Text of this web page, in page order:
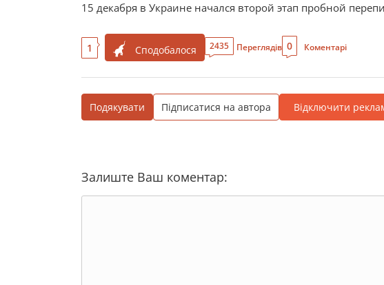
15 декабря в Украине начался второй этап пробной
1 Сподобалося 2435 Переглядів 0 Коментарі
Подякувати Підписатися на автора Відключити
Залиште Ваш коментар: